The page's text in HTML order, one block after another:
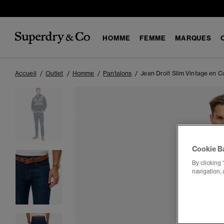
HOMME FEMME MARQUES
Accueil Outlet Homme Pantalons Jean Droit Slim Vintage en
Cookie
By clicking
navigation,